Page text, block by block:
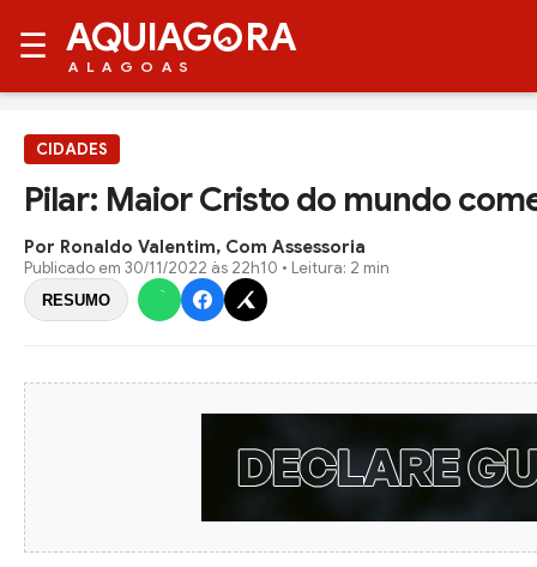
☰ AQUIAG RA
ALAGOAS
CIDADES
Pilar: Maior Cristo do mundo
Por Ronaldo Valentim, Com Assessoria
Publicado em 30/11/2022 às 22h10 • Leitura: 2 min
RESUMO